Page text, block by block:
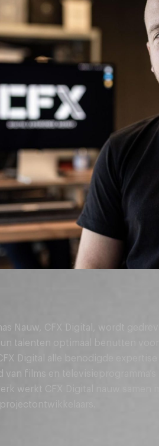
Nauw, CFX Digital, wordt
talenten optimaal benutten
Digital alle benodigde
van films en
werkt CFX Digital nauw samen